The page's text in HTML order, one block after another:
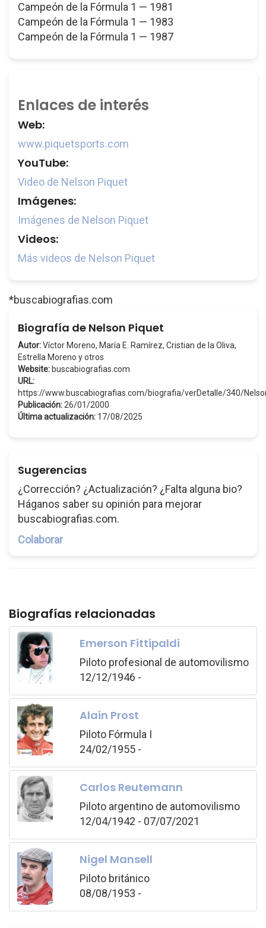
Campeón de la Fórmula 1 — 1981
Campeón de la Fórmula 1 — 1983
Campeón de la Fórmula 1 — 1987
Enlaces de interés
Web:
www.piquetsports.com
YouTube:
Video de Nelson Piquet
Imágenes:
Imágenes de Nelson Piquet
Videos:
Más videos de Nelson Piquet
*buscabiografias.com
Biografía de Nelson Piquet
Autor:Víctor Moreno, María E. Ramírez, Cristian de la Oliva,
Estrella Moreno y otros
Website: buscabiografias.com
URL:
https://www.buscabiografias.com/biografia/verDetalle/340/
Publicación: 26/01/2000
Última actualización: 17/08/2025
Sugerencias
¿Corrección? ¿Actualización? ¿Falta alguna bio?
Háganos saber su opinión para mejorar
buscabiografias.com.
Colaborar
Biografías relacionadas
Emerson Fittipaldi
Piloto profesional de automovilismo
12/12/1946 -
Alain Prost
Piloto Fórmula I
24/02/1955 -
Carlos Reutemann
Piloto argentino de automovilismo
12/04/1942 - 07/07/2021
Nigel Mansell
Piloto británico
08/08/1953 -